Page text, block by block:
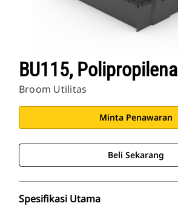
BU115, Polipropilena
Broom Utilitas
Minta Penawaran
Beli Sekarang
Spesifikasi Utama